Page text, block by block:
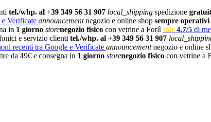
tel./whp. al +39 349 56 31 907 local_shipping spedizione
e Verificate announcementnegozio e online shop sempre operativi
in 1 giorno storenegozio fisico con vetrine a Forlì star 4.7/5 di
e servizio clienti tel./whp. al +39 349 56 31 907
recenti tra Google e Verificate announcementnegozio e online
da 49€ e consegna in 1 giorno storenegozio fisico con vetrine a